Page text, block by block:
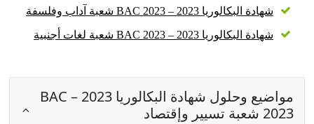
شهادة البكالوريا 2023 – BAC 2023 شعبة آداب وفلسفة
شهادة البكالوريا 2023 – BAC 2023 شعبة لغات أجنبية
مواضيع وحلول شهادة البكالوريا 2023 – BAC
2023 شعبة تسيير وإقتصاد